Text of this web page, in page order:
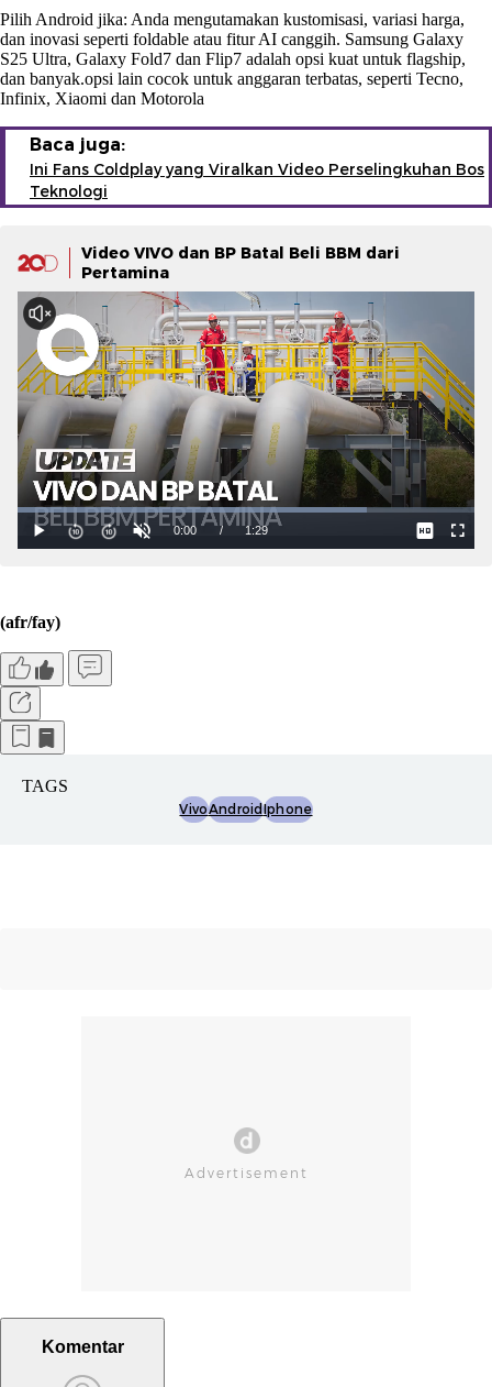
Pilih Android jika: Anda mengutamakan kustomisasi, variasi harga,
dan inovasi seperti foldable atau fitur AI canggih. Samsung Galaxy
S25 Ultra, Galaxy Fold7 dan Flip7 adalah opsi kuat untuk flagship,
dan banyak.opsi lain cocok untuk anggaran terbatas, seperti Tecno,
Infinix, Xiaomi dan Motorola
Baca juga:
Ini Fans Coldplay yang Viralkan Video Perselingkuhan Bos
Teknologi
Video VIVO dan BP Batal Beli BBM dari
Pertamina
(afr/fay)
TAGS
VivoAndroidIphone
Komentar